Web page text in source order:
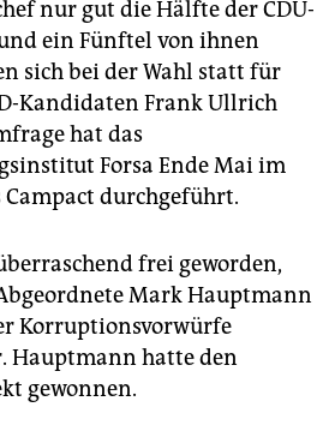
nur gut die Hälfte der CDU-
ein Fünftel von ihnen
sich bei der Wahl statt für
Kandidaten Frank Ullrich
hat das
Forsa Ende Mai im
durchgeführt.
frei geworden,
Mark Hauptmann
Korruptionsvorwürfe
Hauptmann hatte den
gewonnen.